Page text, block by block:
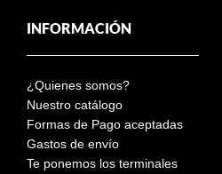
INFORMACIÓN
¿Quienes somos?
Nuestro catálogo
Formas de Pago aceptadas
Gastos de envío
Te ponemos los terminales